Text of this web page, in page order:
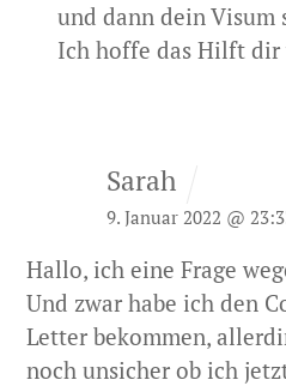
und dann dein Visum
Ich hoffe das Hilft dir
Sarah
9. Januar 2022 @
Hallo, ich eine Frage
Und zwar habe ich den
Letter bekommen,
noch unsicher ob ich